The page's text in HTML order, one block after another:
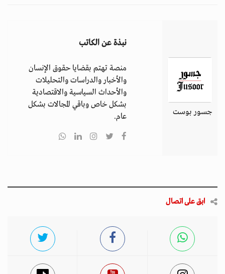
جسور بوست
نبذة عن الكاتب
منصة تهتم بقضايا حقوق الإنسان
والأخبار والدراسات والتحليلات
والأحداث السياسية والاقتصادية
بشكل خاص وباقي المجالات بشكل
عام.
ابق على اتصال